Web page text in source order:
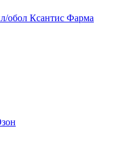
обол Ксантис Фарма